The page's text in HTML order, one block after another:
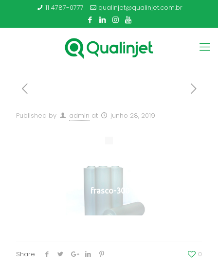
11 4787-0777 qualinjet@qualinjet.com.br
Published by admin at junho 28, 2019
frasco-300
Share 0